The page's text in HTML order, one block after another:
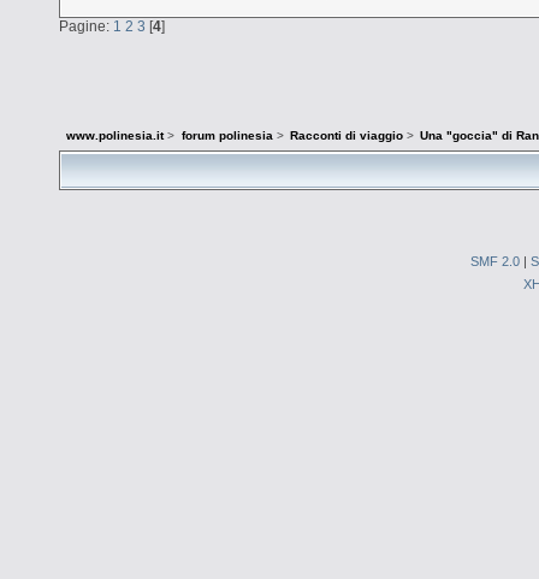
Pagine: 1 2 3 [4]
www.polinesia.it> forum polinesia > Racconti di viaggio> Una "goccia" di
SMF 2.0 |